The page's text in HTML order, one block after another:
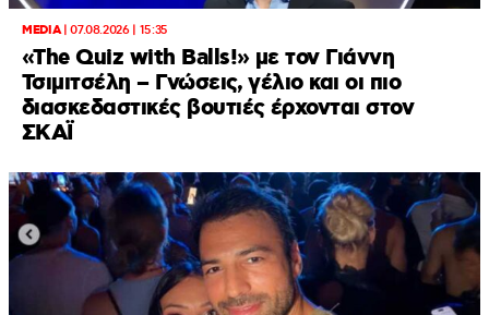
MEDIA|07.08.2026 | 15:35
«The Quiz with Balls!» με τον Γιάννη
Τσιμιτσέλη – Γνώσεις, γέλιο και οι πιο
διασκεδαστικές βουτιές έρχονται στον
ΣΚΑΪ